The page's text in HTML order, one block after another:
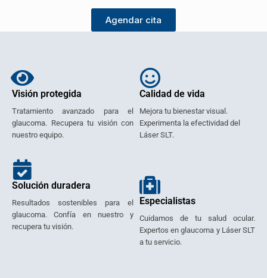
Agendar cita
Visión protegida
Tratamiento avanzado para el
glaucoma. Recupera tu visión con
nuestro equipo.
Solución duradera
Resultados sostenibles para el
glaucoma. Confía en nuestro y
recupera tu visión.
Calidad de vida
Mejora tu bienestar visual.
Experimenta la efectividad del
Láser SLT.
Especialistas
Cuidamos de tu salud ocular.
Expertos en glaucoma y Láser SLT
a tu servicio.